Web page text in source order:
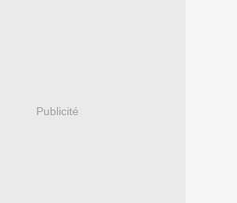
Publicité